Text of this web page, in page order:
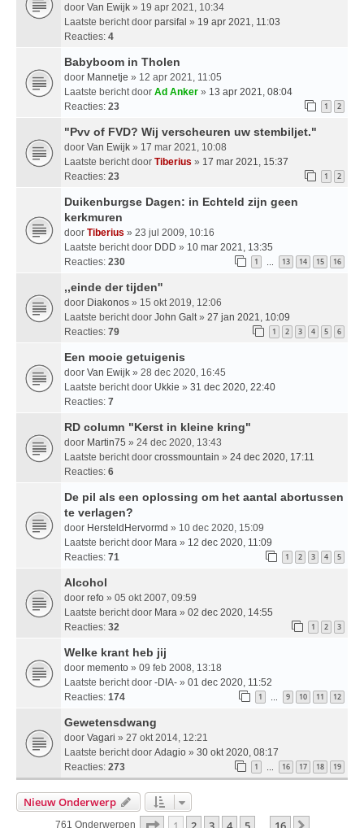
door Van Ewijk » 19 apr 2021, 10:34
Laatste bericht door parsifal » 19 apr 2021, 11:03
Reacties: 4
Babyboom in Tholen
door Mannetje » 12 apr 2021, 11:05
Laatste bericht door Ad Anker » 13 apr 2021, 08:04
Reacties: 23 1 2
"Pvv of FVD? Wij verscheuren uw stembiljet."
door Van Ewijk » 17 mar 2021, 10:08
Laatste bericht door Tiberius » 17 mar 2021, 15:37
Reacties: 23 1 2
Duikenburgse Dagen: in Echteld zijn geen
kerkmuren
door Tiberius » 23 jul 2009, 10:16
Laatste bericht door DDD » 10 mar 2021, 13:35
Reacties: 230 1 … 13 14 15 16
,,einde der tijden''
door Diakonos » 15 okt 2019, 12:06
Laatste bericht door John Galt » 27 jan 2021, 10:09
Reacties: 79 1 2 3 4 5 6
Een mooie getuigenis
door Van Ewijk » 28 dec 2020, 16:45
Laatste bericht door Ukkie » 31 dec 2020, 22:40
Reacties: 7
RD column "Kerst in kleine kring"
door Martin75 » 24 dec 2020, 13:43
Laatste bericht door crossmountain » 24 dec 2020, 17:11
Reacties: 6
De pil als een oplossing om het aantal abortussen
te verlagen?
door HersteldHervormd » 10 dec 2020, 15:09
Laatste bericht door Mara » 12 dec 2020, 11:09
Reacties: 71 1 2 3 4 5
Alcohol
door refo » 05 okt 2007, 09:59
Laatste bericht door Mara » 02 dec 2020, 14:55
Reacties: 32 1 2 3
Welke krant heb jij
door memento » 09 feb 2008, 13:18
Laatste bericht door -DIA- » 01 dec 2020, 11:52
Reacties: 174 1 … 9 10 11 12
Gewetensdwang
door Vagari » 27 okt 2014, 12:21
Laatste bericht door Adagio » 30 okt 2020, 08:17
Reacties: 273 1 … 16 17 18 19
Nieuw Onderwerp
761 Onderwerpen Pagina Van16